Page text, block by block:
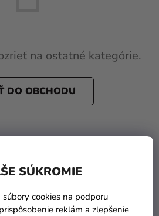
SÚKROMIE
súbory cookies na podporu
reklám a zlepšenie
na ostatné kategórie.
DO OBCHODU
DOPRAVA ZADARMO
už od 49 Eur